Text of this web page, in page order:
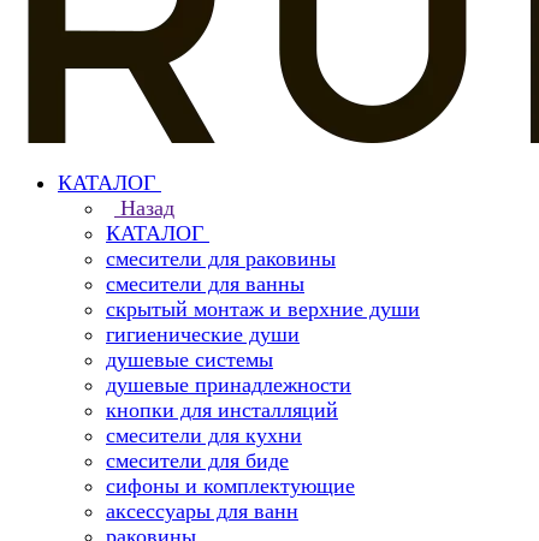
КАТАЛОГ
Назад
КАТАЛОГ
смесители для раковины
смесители для ванны
скрытый монтаж и верхние души
гигиенические души
душевые системы
душевые принадлежности
кнопки для инсталляций
смесители для кухни
смесители для биде
сифоны и комплектующие
аксессуары для ванн
раковины